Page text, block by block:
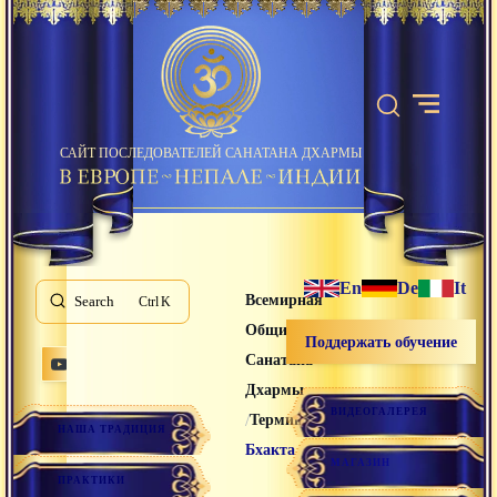
САЙТ ПОСЛЕДОВАТЕЛЕЙ САНАТАНА ДХАРМЫ
Search K
НАША ТРАДИЦИЯ
ПРАКТИКИ
Всемирная
Община
Санатана
Дхармы
/Термины/
Бхакта
En De It
Поддержать обучение
ВИДЕОГАЛЕРЕЯ
МАГАЗИН